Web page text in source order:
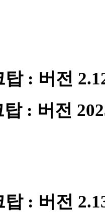
: 버전
: 버전
: 버전